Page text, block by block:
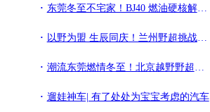
东莞冬至不宅家！BJ40 燃油硬核解锁越野新潮流
以野为盟 生辰同庆！兰州野超挑战完美收官
潮流东莞燃情冬至！北京越野野超东莞站BJ40燃油硬核实力圈粉
遛娃神车| 有了处处为宝宝考虑的汽车